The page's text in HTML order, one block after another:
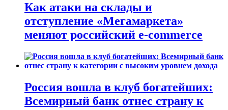
Как атаки на склады и
отступление «Мегамаркета»
меняют российский e-commerce
Россия вошла в клуб богатейших:
Всемирный банк отнес страну к